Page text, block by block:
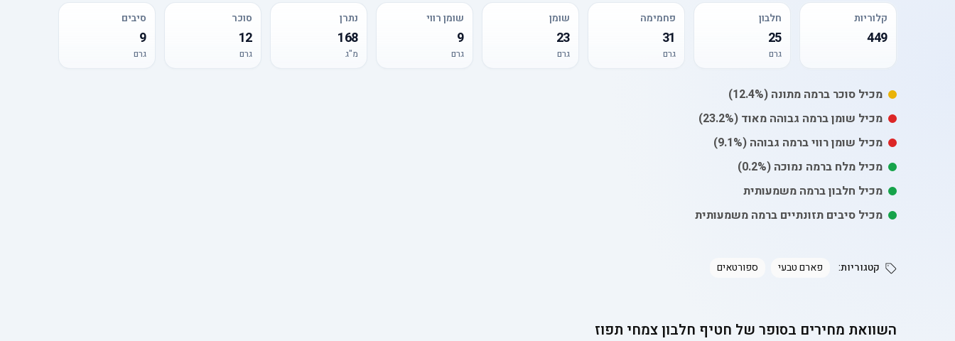
קלוריות
449
חלבון
25
גרם
פחמימה
31
גרם
שומן
23
גרם
שומן רווי
9
גרם
נתרן
168
מ"ג
סוכר
12
גרם
סיבים
9
גרם
מכיל סוכר ברמה מתונה (12.4%)
מכיל שומןברמה גבוהה מאוד (23.2%)
מכיל שומן רוויברמה גבוהה (9.1%)
מכיל מלח ברמה נמוכה (0.2%)
מכיל חלבון ברמה משמעותית
מכיל סיבים תזונתיים ברמה משמעותית
קטגוריות: פארם טבעי ספורטאים
השוואת מחירים בסופר של חטיף חלבון צמחי תפוז